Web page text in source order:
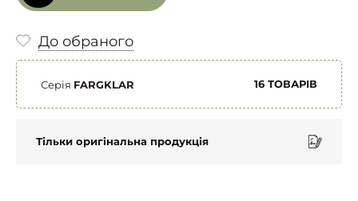
До обраного
Серія FARGKLAR 16 ТОВАРІВ
Тільки оригінальна продукція